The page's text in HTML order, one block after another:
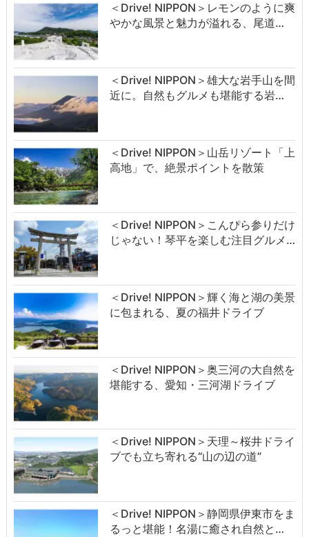
＜Drive! NIPPON＞レモンのように爽
やかな風景と魅力が溢れる、尾道…
＜Drive! NIPPON＞雄大な岩手山を間
近に。自然もグルメも堪能する岩…
＜Drive! NIPPON＞山岳リゾート「上
高地」で、絶景ポイントを散策
＜Drive! NIPPON＞こんぴら参りだけ
じゃない！琴平を楽しむ注目グルメ…
＜Drive! NIPPON＞輝く海と湖の美景
に包まれる、夏の福井ドライブ
＜Drive! NIPPON＞奥三河の大自然を
堪能する、愛知・三河湖ドライブ
＜Drive! NIPPON＞天理～桜井ドライ
ブでも立ち寄れる“山の辺の道”
＜Drive! NIPPON＞静岡県伊東市をま
るっと堪能！名湯に癒され自然と…